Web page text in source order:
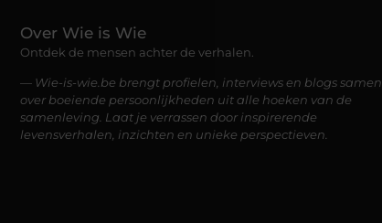
Over Wie is Wie
Ontdek de mensen achter de verhalen.
— Wie-is-wie.be brengt profielen, interviews en blogs samen
over boeiende persoonlijkheden uit alle hoeken van de
samenleving. Laat je verrassen door inspirerende
levensverhalen, inzichten en unieke perspectieven.